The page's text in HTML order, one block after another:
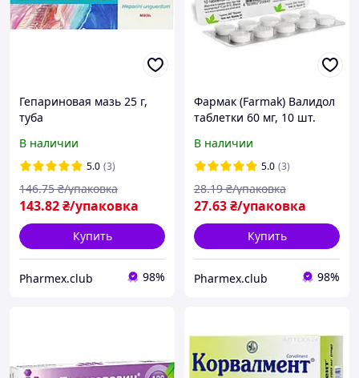
Гепариновая мазь 25 г,
туба
В наличии
5.0 (3)
143.82₴/упаковка
146.75 ₴/упаковка
Купить
Pharmex.club 98%
Фармак (Farmak) Валидол
таблетки 60 мг, 10 шт.
В наличии
5.0 (3)
27.63₴/упаковка
28.19 ₴/упаковка
Купить
Pharmex.club 98%